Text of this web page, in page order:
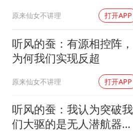
原来仙女不讲理 打开APP
听风的蚕：有源相控阵，
为何我们实现反超
原来仙女不讲理 打开APP
听风的蚕：我认为突破我
们大驱的是无人潜航器！